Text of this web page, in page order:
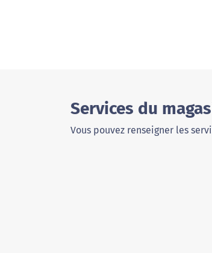
Services du
Vous pouvez renseigner les